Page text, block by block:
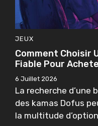
JEUX
Comment Choisir
Fiable Pour
6 Juillet 2026
La recherche d’une
des kamas Dofus
la multitude